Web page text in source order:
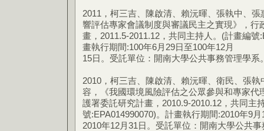
2011，柯三吉、陳啟清、賴沅暉、張執中、
響評估專家會議制度與審議民主之實現》，行
畫，2011.5-2011.12，共同主持人。(計畫編號
畫執行期間:100年6月29日至100年12月
15日。受託單位：開南大學公共事務管理學系
2010，柯三吉、陳啟清、賴沅暉、衛民、張
容，《我國環境風險評估之公眾參與和專家代
護署委託研究計畫，2010.9-2010.12，共同主
號:EPA014990070)。計畫執行期間:2010年9月
2010年12月31日。受託單位：開南大學公共